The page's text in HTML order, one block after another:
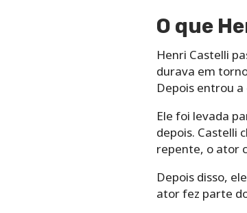
O que
Henri Castelli
durava em
Depois entrou
Ele foi levada
depois. Castelli
repente, o ator
Depois disso,
ator fez parte